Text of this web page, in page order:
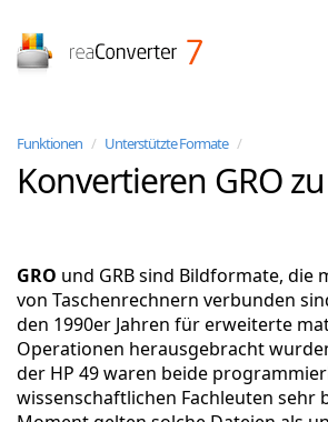
Funktionen / Unterstützte Formate /
Konvertieren GRO
GRO und GRB sind Bildformate, die
von Taschenrechnern verbunden
den 1990er Jahren für erweiterte
Operationen herausgebracht
der HP 49 waren beide
wissenschaftlichen Fachleuten sehr